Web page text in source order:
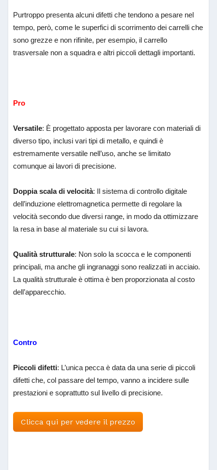
Purtroppo presenta alcuni difetti che tendono a pesare nel
tempo, però, come le superfici di scorrimento dei carrelli che
sono grezze e non rifinite, per esempio, il carrello
trasversale non a squadra e altri piccoli dettagli importanti.
Pro
Versatile: È progettato apposta per lavorare con materiali di
diverso tipo, inclusi vari tipi di metallo, e quindi è
estremamente versatile nell’uso, anche se limitato
comunque ai lavori di precisione.
Doppia scala di velocità: Il sistema di controllo digitale
dell’induzione elettromagnetica permette di regolare la
velocità secondo due diversi range, in modo da ottimizzare
la resa in base al materiale su cui si lavora.
Qualità strutturale: Non solo la scocca e le componenti
principali, ma anche gli ingranaggi sono realizzati in acciaio.
La qualità strutturale è ottima è ben proporzionata al costo
dell’apparecchio.
Contro
Piccoli difetti: L’unica pecca è data da una serie di piccoli
difetti che, col passare del tempo, vanno a incidere sulle
prestazioni e soprattutto sul livello di precisione.
Clicca qui per vedere il prezzo